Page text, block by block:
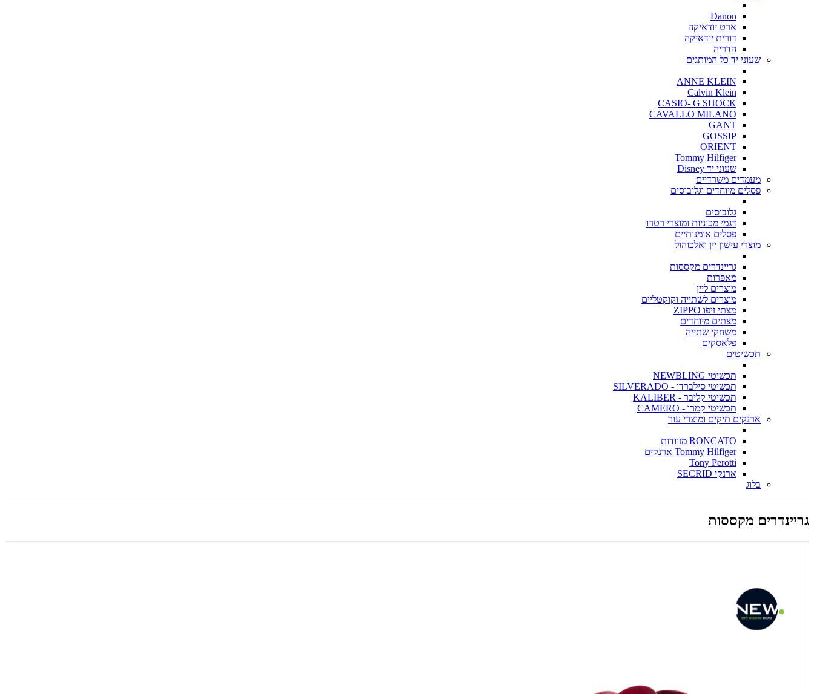
Danon
ארט יודאיקה
דורית יודאיקה
הדריה
שעוני יד כל המותגים
ANNE KLEIN
Calvin Klein
CASIO- G SHOCK
CAVALLO MILANO
GANT
GOSSIP
ORIENT
Tommy Hilfiger
שעוני יד Disney
מעמדים משרדיים
פסלים מיוחדים וגלובוסים
גלובוסים
דגמי מכוניות ומוצרי רטרו
פסלים אומנותיים
מוצרי עישון יין ואלכוהול
גריינדרים מקססות
מאפרות
מוצרים ליין
מוצרים לשתייה וקוקטליים
מצתי זיפו ZIPPO
מצתים מיוחדים
משחקי שתייה
פלאסקים
תכשיטים
תכשיטי NEWBLING
תכשיטי סילברדו - SILVERADO
תכשיטי קליבר - KALIBER
תכשיטי קמרו - CAMERO
ארנקים תיקים ומוצרי עור
RONCATO מזוודות
Tommy Hilfiger ארנקים
Tony Perotti
ארנקי SECRID
בלוג
גריינדרים מקססות